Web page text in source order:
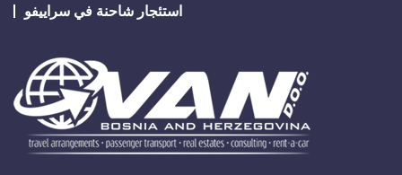
استئجار شاحنة في سراييفو